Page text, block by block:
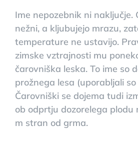
Ime nepozebnik ni naključje.
nežni, a kljubujejo mrazu,
temperature ne ustavijo.
zimske vztrajnosti mu
čarovniška leska. To ime so
prožnega lesa (uporabljali
Čarovniški se dojema tudi
ob odprtju dozorelega plodu
m stran od grma.